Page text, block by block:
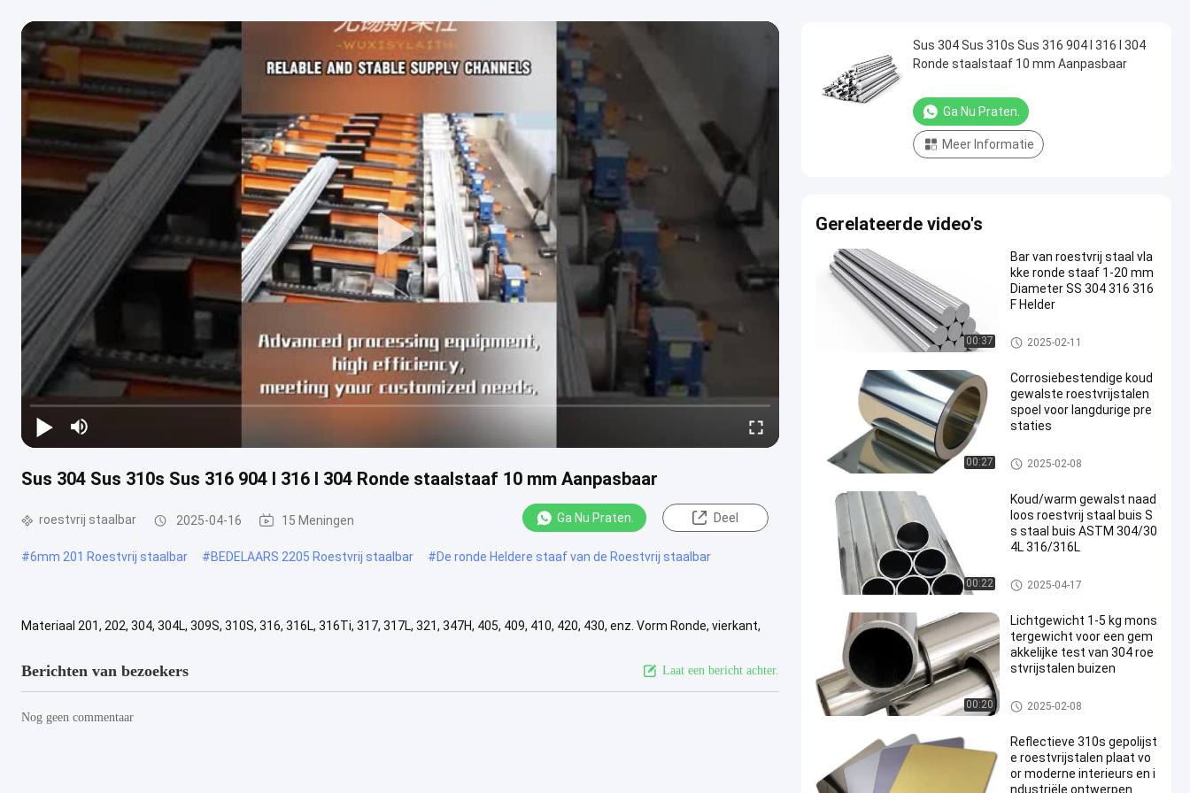
Sus 304 Sus 310s Sus 316 904 l 316 l 304 Ronde staalstaaf 10 mm Aanpasbaar
roestvrij staalbar 2025-04-16 15 Meningen Ga Nu Praten. Deel
#6mm 201 Roestvrij staalbar #BEDELAARS 2205 Roestvrij staalbar #De ronde Heldere staaf van de Roestvrij staalbar
Materiaal 201, 202, 304, 304L, 309S, 310S, 316, 316L, 316Ti, 317, 317L, 321, 347H, 405, 409, 410, 420, 430, enz. Vorm Ronde, vierkant,
Berichten van bezoekers Laat een bericht achter.
Nog geen commentaar
Sus 304 Sus 310s Sus 316 904 l 316 l 304
Ronde staalstaaf 10 mm Aanpasbaar
Ga Nu Praten.
Meer Informatie
Gerelateerde video's
00:37
Bar van roestvrij staal vla
kke ronde staaf 1-20 mm
Diameter SS 304 316 316
F Helder
roestvrij staalbar
2025-02-11
00:27
Corrosiebestendige koud
gewalste roestvrijstalen
spoel voor langdurige pre
staties
Koudgewalste Roestvrij staalr
ol
2025-02-08
00:22
Koud/warm gewalst naad
loos roestvrij staal buis S
s staal buis ASTM 304/30
4L 316/316L
decoratieve ruiten van roestvrij
staal
2025-04-17
00:20
Lichtgewicht 1-5 kg mons
tergewicht voor een gem
akkelijke test van 304 roe
stvrijstalen buizen
304 roestvrij staalpijp
2025-02-08
Reflectieve 310s gepolijst
e roestvrijstalen plaat vo
or moderne interieurs en i
ndustriële ontwerpen